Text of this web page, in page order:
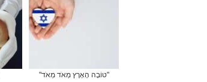
"טוֹבָה הָאָרֶץ מְאֹד מְאֹד"